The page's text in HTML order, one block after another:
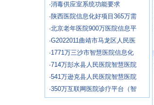
·消毒供应室系统功能要求
·陕西医院信息化好项目365万需
·北京老年医院900万医院信息平
·G2022011曲靖市马龙区人民医
·1771万三沙市智慧医院信息化
·714万彭水县人民医院智慧医院
·541万逊克县人民医院智慧医院
·350万互联网医院诊疗平台（智